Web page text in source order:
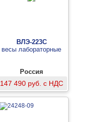
ВЛЭ-223С
весы лабораторные
Россия
147 490 руб. с НДС